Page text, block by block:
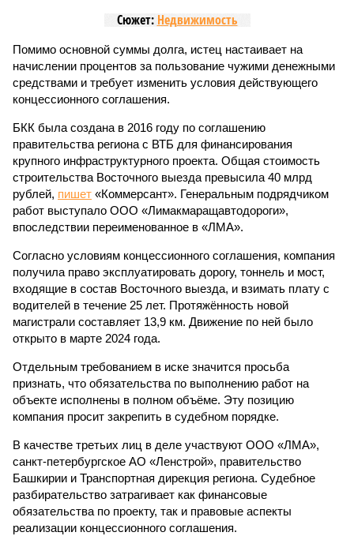
Сюжет: Недвижимость
Помимо основной суммы долга, истец настаивает на
начислении процентов за пользование чужими денежными
средствами и требует изменить условия действующего
концессионного соглашения.
БКК была создана в 2016 году по соглашению
правительства региона с ВТБ для финансирования
крупного инфраструктурного проекта. Общая стоимость
строительства Восточного выезда превысила 40 млрд
рублей, пишет «Коммерсант». Генеральным подрядчиком
работ выступало ООО «Лимакмаращавтодороги»,
впоследствии переименованное в «ЛМА».
Согласно условиям концессионного соглашения, компания
получила право эксплуатировать дорогу, тоннель и мост,
входящие в состав Восточного выезда, и взимать плату с
водителей в течение 25 лет. Протяжённость новой
магистрали составляет 13,9 км. Движение по ней было
открыто в марте 2024 года.
Отдельным требованием в иске значится просьба
признать, что обязательства по выполнению работ на
объекте исполнены в полном объёме. Эту позицию
компания просит закрепить в судебном порядке.
В качестве третьих лиц в деле участвуют ООО «ЛМА»,
санкт-петербургское АО «Ленстрой», правительство
Башкирии и Транспортная дирекция региона. Судебное
разбирательство затрагивает как финансовые
обязательства по проекту, так и правовые аспекты
реализации концессионного соглашения.